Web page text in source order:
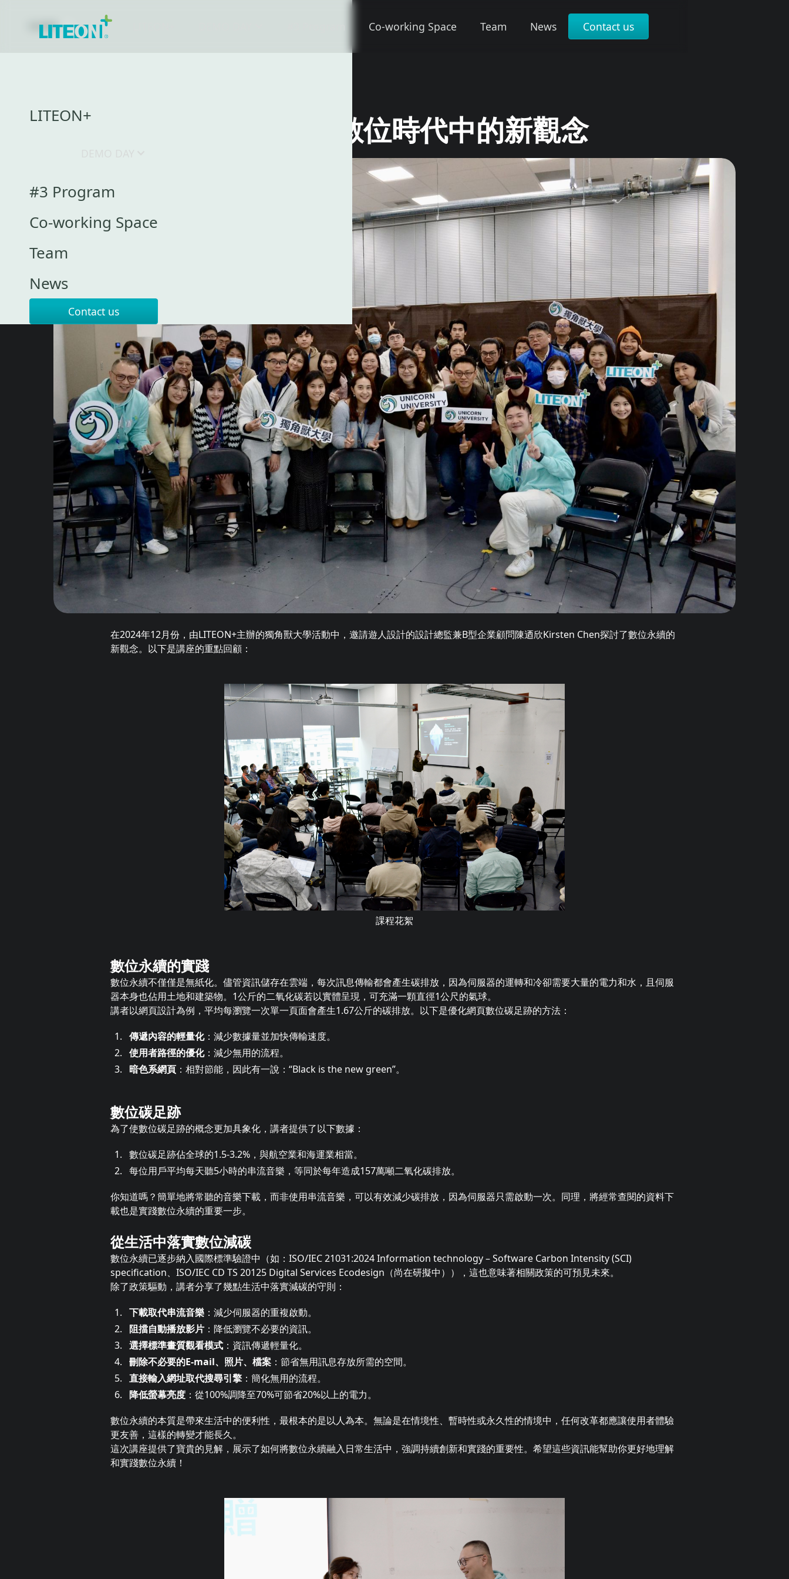
Co-working Space Team News Contact us
CLOSE
LITEON+
#3 Program
Co-working Space
Team
News
Contact us
什麼是數位永續？探索數位時代中的新觀念
在2024年12月份，由LITEON+主辦的獨角獸大學活動中，邀請遊人設計的設計總監兼B型企業顧問陳迺欣Kirsten Chen探討了數位永續的
新觀念。以下是講座的重點回顧：
課程花絮
數位永續的實踐
數位永續不僅僅是無紙化。儘管資訊儲存在雲端，每次訊息傳輸都會產生碳排放，因為伺服器的運轉和冷卻需要大量的電力和水，且伺服
器本身也佔用土地和建築物。1公斤的二氧化碳若以實體呈現，可充滿一顆直徑1公尺的氣球。
講者以網頁設計為例，平均每瀏覽一次單一頁面會產生1.67公斤的碳排放。以下是優化網頁數位碳足跡的方法：
傳遞內容的輕量化：減少數據量並加快傳輸速度。
使用者路徑的優化：減少無用的流程。
暗色系網頁 ：相對節能，因此有一說：“Black is the new green”。
數位碳足跡
為了使數位碳足跡的概念更加具象化，講者提供了以下數據：
數位碳足跡佔全球的1.5-3.2%，與航空業和海運業相當。
每位用戶平均每天聽5小時的串流音樂，等同於每年造成157萬噸二氧化碳排放。
你知道嗎？簡單地將常聽的音樂下載，而非使用串流音樂，可以有效減少碳排放，因為伺服器只需啟動一次。同理，將經常查閱的資料下
載也是實踐數位永續的重要一步。
從生活中落實數位減碳
數位永續已逐步納入國際標準驗證中（如：ISO/IEC 21031:2024 Information technology – Software Carbon Intensity (SCI)
specification、ISO/IEC CD TS 20125 Digital Services Ecodesign（尚在研擬中）），這也意味著相關政策的可預見未來。
除了政策驅動，講者分享了幾點生活中落實減碳的守則：
下載取代串流音樂 ：減少伺服器的重複啟動。
阻擋自動播放影片 ：降低瀏覽不必要的資訊。
選擇標準畫質觀看模式 ：資訊傳遞輕量化。
刪除不必要的E-mail、照片、檔案 ：節省無用訊息存放所需的空間。
直接輸入網址取代搜尋引擎 ：簡化無用的流程。
降低螢幕亮度 ：從100%調降至70%可節省20%以上的電力。
數位永續的本質是帶來生活中的便利性，最根本的是以人為本。無論是在情境性、暫時性或永久性的情境中，任何改革都應讓使用者體驗
更友善，這樣的轉變才能長久。
這次講座提供了寶貴的見解，展示了如何將數位永續融入日常生活中，強調持續創新和實踐的重要性。希望這些資訊能幫助你更好地理解
和實踐數位永續！